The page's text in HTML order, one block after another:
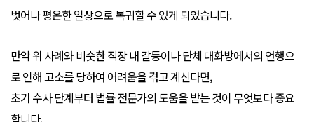
벗어나 평온한 일상으로 복귀할 수 있게 되었습니다.
만약 위 사례와 비슷한 직장 내 갈등이나 단체 대화방에서의 언행으
로 인해 고소를 당하여 어려움을 겪고 계신다면,
초기 수사 단계부터 법률 전문가의 도움을 받는 것이 무엇보다 중요
합니다.